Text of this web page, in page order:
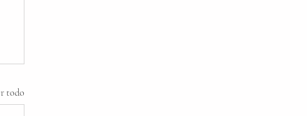
todo